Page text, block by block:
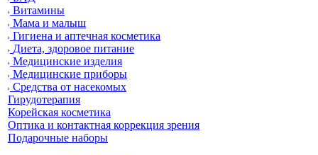
Витамины
Мама и малыш
Гигиена и аптечная косметика
Диета, здоровое питание
Медицинские изделия
Медицинские приборы
Средства от насекомых
Гирудотерапия
Корейская косметика
Оптика и контактная коррекция зрения
Подарочные наборы